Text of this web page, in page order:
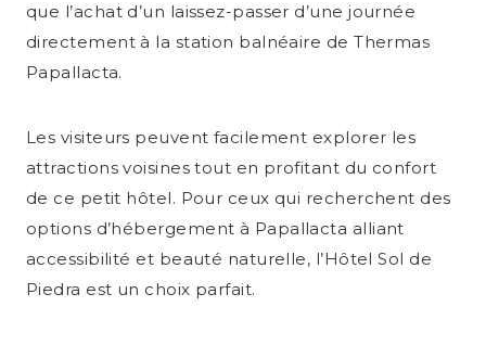
que l’achat d’un laissez-passer d’une journée
directement à la station balnéaire de Thermas
Papallacta.
Les visiteurs peuvent facilement explorer les
attractions voisines tout en profitant du confort
de ce petit hôtel. Pour ceux qui recherchent des
options d’hébergement à Papallacta alliant
accessibilité et beauté naturelle, l’Hôtel Sol de
Piedra est un choix parfait.